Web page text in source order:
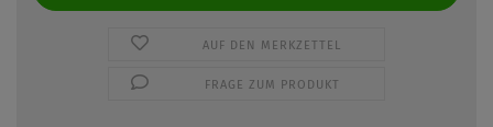
AUF DEN MERKZETTEL
FRAGE ZUM PRODUKT